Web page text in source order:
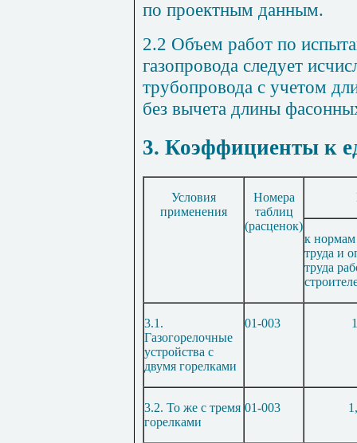
по проектным данным.
2.2 Объем работ по
газопровода следует
трубопровода с учетом
без вычета длины
3. Коэффициенты к
Условия
применения
Номера
таблиц
(расценок)
к нормам
труда и
труда
3.1.
Газогорелочные
устройства с
двумя горелками
01-003
3.2. То же с тремя
горелками
01-003